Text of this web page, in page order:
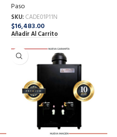
Paso
SKU: CADE01P11N
$16,483.00
Añadir Al Carrito